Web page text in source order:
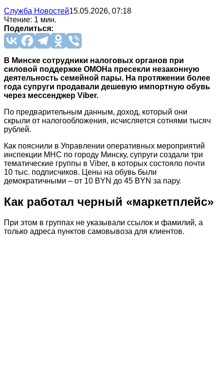
Служба Новостей15.05.2026, 07:18
Чтение: 1 мин.
Поделиться:
В Минске сотрудники налоговых органов при
силовой поддержке ОМОНа пресекли незаконную
деятельность семейной пары. На протяжении более
года супруги продавали дешевую импортную обувь
через мессенджер Viber.
По предварительным данным, доход, который они
скрыли от налогообложения, исчисляется сотнями тысяч
рублей.
Как пояснили в Управлении оперативных мероприятий
инспекции МНС по городу Минску, супруги создали три
тематические группы в Viber, в которых состояло почти
10 тыс. подписчиков. Цены на обувь были
демократичными – от 10 BYN до 45 BYN за пару.
Как работал черный «маркетплейс»
При этом в группах не указывали ссылок и фамилий, а
только адреса пунктов самовывоза для клиентов.